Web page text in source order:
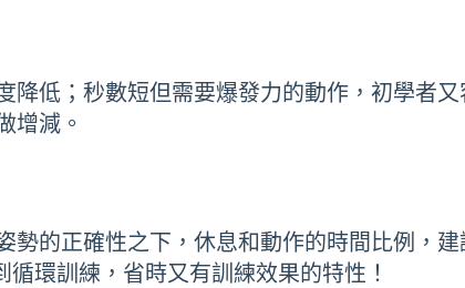
低；秒數短但需要爆發力的動作，初學者
增減。
勢的正確性之下，休息和動作的時間比例，
環訓練，省時又有訓練效果的特性！